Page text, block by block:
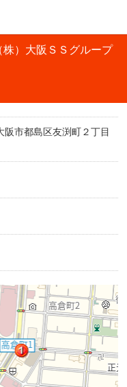
）大阪ＳＳグループ
市都島区友渕町２丁目